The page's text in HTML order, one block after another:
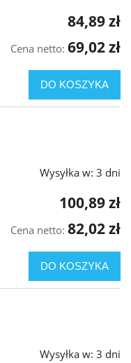
84,89 zł
Cena netto: 69,02 zł
DO KOSZYKA
Wysyłka w: 3 dni
100,89 zł
Cena netto: 82,02 zł
DO KOSZYKA
Wysyłka w: 3 dni